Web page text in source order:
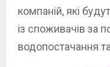
компаній, які
із споживачів за
водопостачання